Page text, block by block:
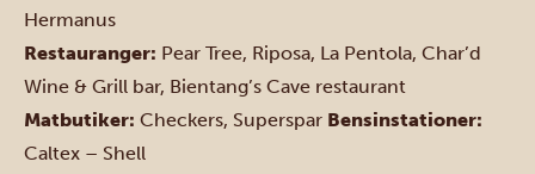
Hermanus
Restauranger: Pear Tree, Riposa, La Pentola, Char’d
Wine & Grill bar, Bientang’s Cave restaurant
Matbutiker: Checkers, Superspar Bensinstationer:
Caltex – Shell